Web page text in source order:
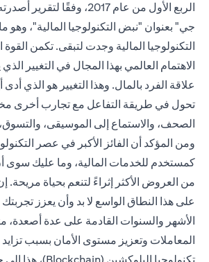
الربع الأول من عام 2017،
جي" بعنوان "نبض التكنولوجيا المالية"، وهو
التكنولوجيا المالية وجدت لتبقى. تكمن القوة
الاهتمام العالمي بهذا المجال في التغيير الذي
علاقة الفرد بالمال. وهذا التغيير هو الذي
تحول في طريقة التفاعل مع تجارب أخرى
الصحف، والاستماع إلى الموسيقى،
ومن المؤكد أن الفائز الأكبر في عصر
كمستخدم للخدمات المالية، وما عليك سوى
من العروض الأكثر إثراءً لتنعم بحياة مريحة.
على هذا النطاق الواسع لا بد وأن يعزز
الأشهر والسنوات القادمة على عدة أصعدة،
المعاملات وتعزيز مستوى الأمان بسبب تزايد